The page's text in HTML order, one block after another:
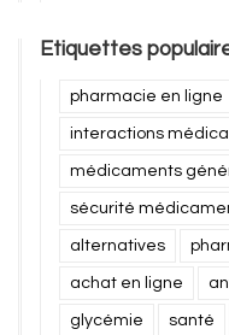
Etiquettes
pharmacie en ligne
interactions
médicaments
sécurité
alternatives
achat en ligne
glycémie santé